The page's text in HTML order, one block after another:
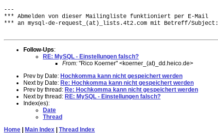
---
*** Abmelden von dieser Mailingliste funktioniert per E-Mail
*** an mysql-de-request_(at)_lists.4t2.com mit Betreff/Subject:
Follow-Ups:
RE: MySQL - Einstellungen falsch?
From: "Rico Koerner" <koerner_(at)_dd.heico.de>
Prev by Date: Hochkomma kann nicht gespeichert werden
Next by Date: Re: Hochkomma kann nicht gespeichert werden
Prev by thread: Re: Hochkomma kann nicht gespeichert werden
Next by thread: RE: MySQL - Einstellungen falsch?
Index(es):
Date
Thread
Home | Main Index | Thread Index